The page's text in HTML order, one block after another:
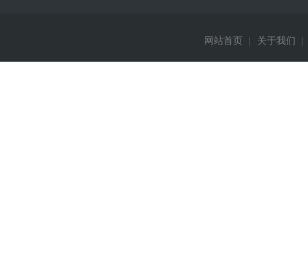
网站首页 关于我们